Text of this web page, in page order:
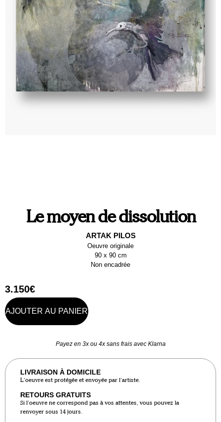
Le moyen de dissolution
ARTAK PILOS
Oeuvre originale
90 x 90 cm
Non encadrée
3.150€
AJOUTER AU PANIER
Payez en 3x ou 4x sans frais avec Klarna
LIVRAISON À DOMICILE
L’oeuvre est protégée et envoyée par l’artiste.
RETOURS GRATUITS
Si l’oeuvre ne correspond pas à vos attentes, vous pouvez la
renvoyer sous 14 jours.